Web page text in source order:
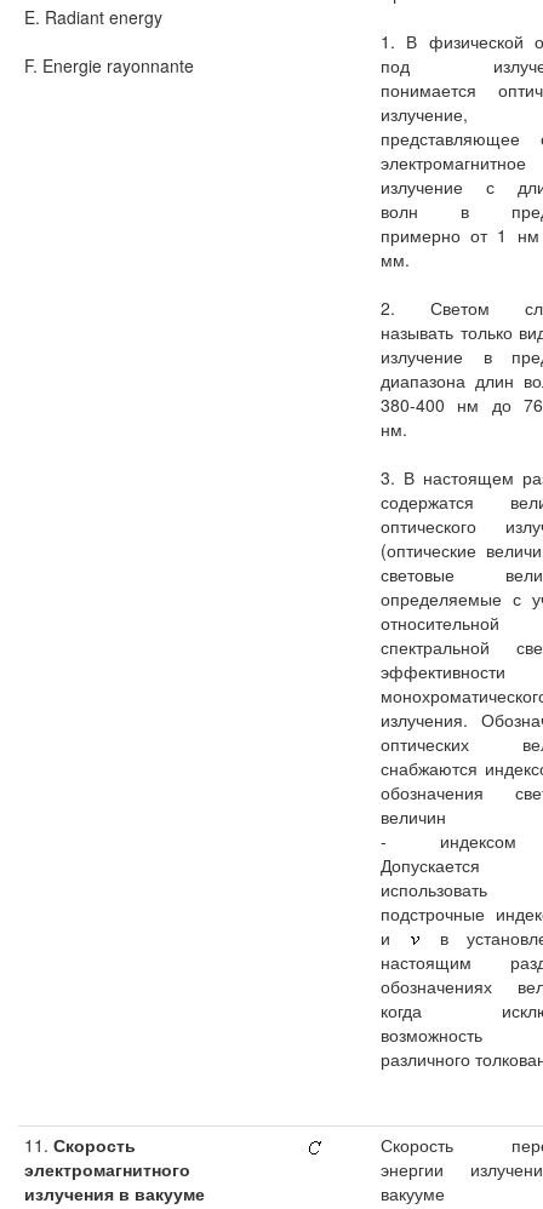
E. Radiant energy
F. Energie rayonnante
1. В физической
под
понимается
излучение,
представляющее
электромагнитное
излучение с
волн в
примерно от 1
мм.
2. Светом
называть только
излучение в
диапазона длин
380-400 нм до
нм.
3. В настоящем
содержатся
оптического
(оптические
световые
определяемые с
относительной
спектральной
эффективности
излучения.
оптических
снабжаются
обозначения
величин
-
использовать
подстрочные
и
в
настоящим
обозначениях
когда
различного
11. Скорость
электромагнитного
излучения в вакууме
Скорость
энергии
вакууме